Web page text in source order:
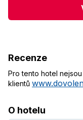
Recenze
Pro tento hotel
klientů
O hotelu